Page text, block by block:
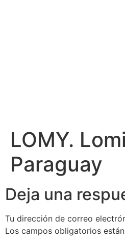
LOMY.
Paraguay
Deja una
Tu dirección de correo
Los campos obligatorios